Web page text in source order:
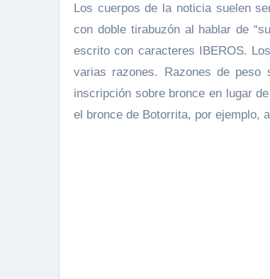
Los cuerpos de la noticia suelen
con doble tirabuzón al hablar de
escrito con caracteres IBEROS.
varias razones. Razones de
inscripción sobre bronce en lugar
el bronce de Botorrita, por ejemplo,